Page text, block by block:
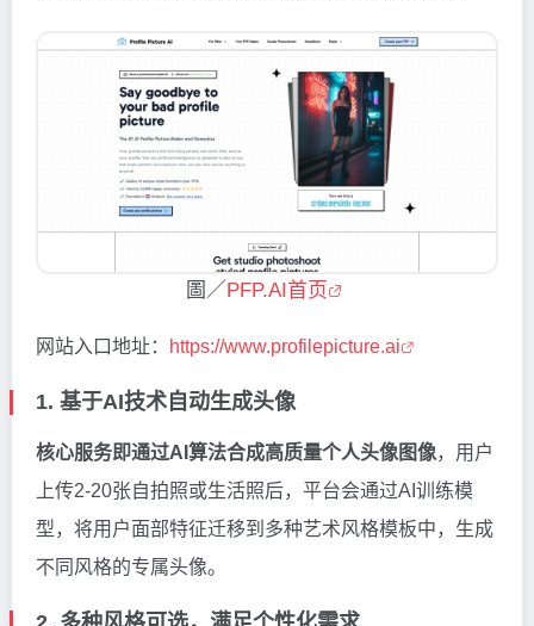
圖／PFP.AI首页
网站入口地址： https://www.profilepicture.ai
1. 基于AI技术自动生成头像
核心服务即通过AI算法合成高质量个人头像图像，用户
上传2-20张自拍照或生活照后，平台会通过AI训练模
型，将用户面部特征迁移到多种艺术风格模板中，生成
不同风格的专属头像。